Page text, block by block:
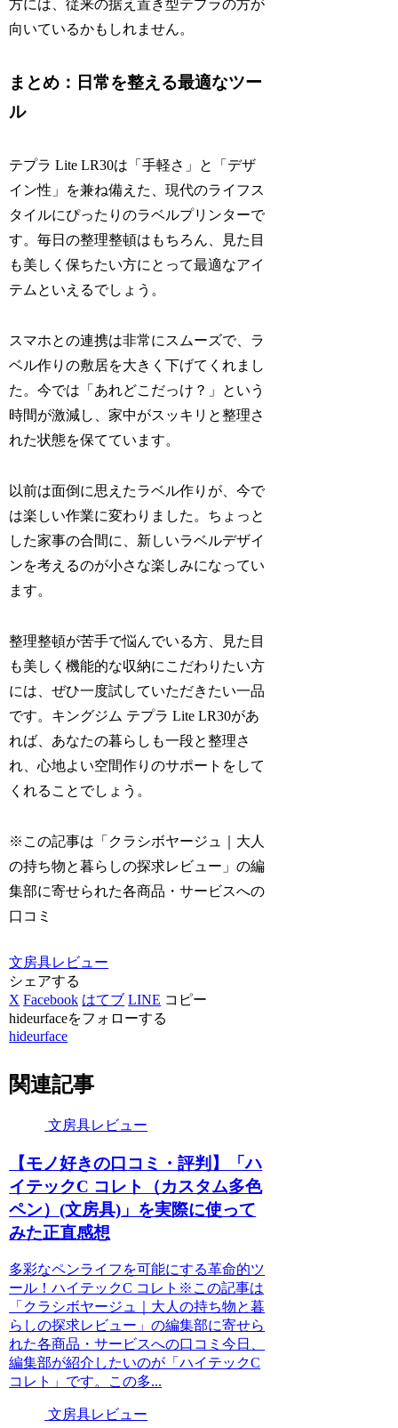
方には、従来の据え置き型テプラの方が
向いているかもしれません。
まとめ：日常を整える最適なツー
ル
テプラ Lite LR30は「手軽さ」と「デザ
イン性」を兼ね備えた、現代のライフス
タイルにぴったりのラベルプリンターで
す。毎日の整理整頓はもちろん、見た目
も美しく保ちたい方にとって最適なアイ
テムといえるでしょう。
スマホとの連携は非常にスムーズで、ラ
ベル作りの敷居を大きく下げてくれまし
た。今では「あれどこだっけ？」という
時間が激減し、家中がスッキリと整理さ
れた状態を保てています。
以前は面倒に思えたラベル作りが、今で
は楽しい作業に変わりました。ちょっと
した家事の合間に、新しいラベルデザイ
ンを考えるのが小さな楽しみになってい
ます。
整理整頓が苦手で悩んでいる方、見た目
も美しく機能的な収納にこだわりたい方
には、ぜひ一度試していただきたい一品
です。キングジム テプラ Lite LR30があ
れば、あなたの暮らしも一段と整理さ
れ、心地よい空間作りのサポートをして
くれることでしょう。
※この記事は「クラシボヤージュ｜大人
の持ち物と暮らしの探求レビュー」の編
集部に寄せられた各商品・サービスへの
口コミ
文房具レビュー
シェアする
X Facebook はてブ LINE コピー
hideurfaceをフォローする
hideurface
関連記事
文房具レビュー
【モノ好きの口コミ・評判】「ハ
イテックC コレト（カスタム多色
ペン）(文房具)」を実際に使って
みた正直感想
多彩なペンライフを可能にする革命的ツ
ール！ハイテックC コレト※この記事は
「クラシボヤージュ｜大人の持ち物と暮
らしの探求レビュー」の編集部に寄せら
れた各商品・サービスへの口コミ今日、
編集部が紹介したいのが「ハイテックC
コレト」です。この多...
文房具レビュー